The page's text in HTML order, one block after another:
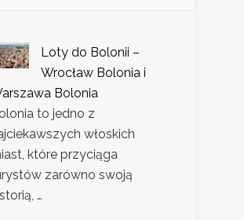
Loty do Bolonii –
Wrocław Bolonia i
Bolonia
to jedno z
włoskich
które przyciąga
zarówno swoją
…